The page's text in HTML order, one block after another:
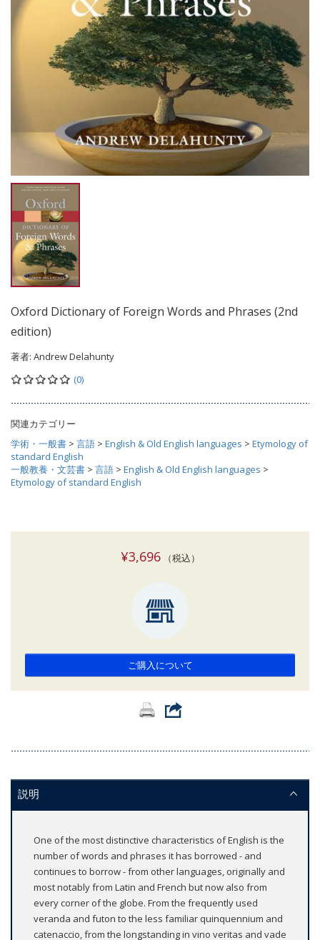
Oxford Dictionary of Foreign Words and Phrases (2nd
edition)
著者: Andrew Delahunty
(0)
関連カテゴリー
学術・一般書 > 言語 > English & Old English languages > Etymology of
standard English
一般教養・文芸書 > 言語 > English & Old English languages >
Etymology of standard English
¥3,696（税込）
ご購入について
説明
One of the most distinctive characteristics of English is the
number of words and phrases it has borrowed - and
continues to borrow - from other languages, originally and
most notably from Latin and French but now also from
every corner of the globe. From the frequently used
veranda and futon to the less familiar quinquennium and
catenaccio, from the longstanding in vino veritas and vade